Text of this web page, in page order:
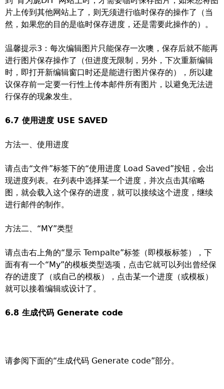
片上传到其他网站上了，则无须进行临时保存的操作了（当
然，如果您的目的是临时保存进度，还是需要此操作的）。
温馨提示3：每次编辑图片只能保存一次噢，保存后就不能再
进行图片保存操作了（但进度无限制，另外，下次重新编辑
时，即打开新编辑窗口时还是能进行图片保存的），所以建
议保存前一定要一行性上传本邮件所有图片，以避免无法进
行保存的现象发生。
6.7 使用进度 USE SAVED
方法一、使用进度
请点击“文件”标签下的“使用进度 Load Saved”按钮，会出
现进度列表。在列表中选择某一个进度，并次点击其缩略
图，就会载入这个保存的进度，就可以接续这个进度，继续
进行邮件的制作。
方法二、“MY”类型
请点击右上角的“显示 Tempalte”标签（即模板标签），下
面有有一个“My”的模板类型选项，点击它就可以列出曾经保
存的进度了（或自己的模板），点击某一个进度（或模板）
就可以接着编辑或设计了。
6.8 生成代码 Generate code
请参阅下面的“生成代码 Generate code”部分。